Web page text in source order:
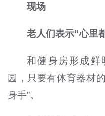
现场
老人们表示“心里
和健身房形成鲜
园，只要有体育器材
身手”。